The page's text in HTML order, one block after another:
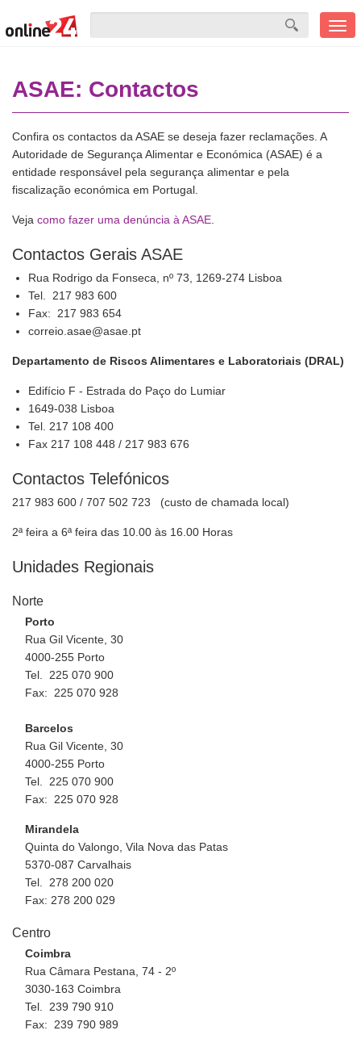
ASAE: Contactos
Confira os contactos da ASAE se deseja fazer reclamações. A
Autoridade de Segurança Alimentar e Económica (ASAE) é a
entidade responsável pela segurança alimentar e pela
fiscalização económica em Portugal.
Veja como fazer uma denúncia à ASAE
Contactos Gerais ASAE
Rua Rodrigo da Fonseca, nº 73, 1269-274 Lisboa
Tel. 217 983 600
Fax: 217 983 654
correio.asae@asae.pt
Departamento de Riscos Alimentares e Laboratoriais (DRAL)
Edifício F - Estrada do Paço do Lumiar
1649-038 Lisboa
Tel. 217 108 400
Fax 217 108 448 / 217 983 676
Contactos Telefónicos
217 983 600 / 707 502 723 (custo de chamada local)
2ª feira a 6ª feira das 10.00 às 16.00 Horas
Unidades Regionais
Norte
Porto
Rua Gil Vicente, 30
4000-255 Porto
Tel. 225 070 900
Fax: 225 070 928
Barcelos
Rua Gil Vicente, 30
4000-255 Porto
Tel. 225 070 900
Fax: 225 070 928
Mirandela
Quinta do Valongo, Vila Nova das Patas
5370-087 Carvalhais
Tel. 278 200 020
Fax: 278 200 029
Centro
Coimbra
Rua Câmara Pestana, 74 - 2º
3030-163 Coimbra
Tel. 239 790 910
Fax: 239 790 989